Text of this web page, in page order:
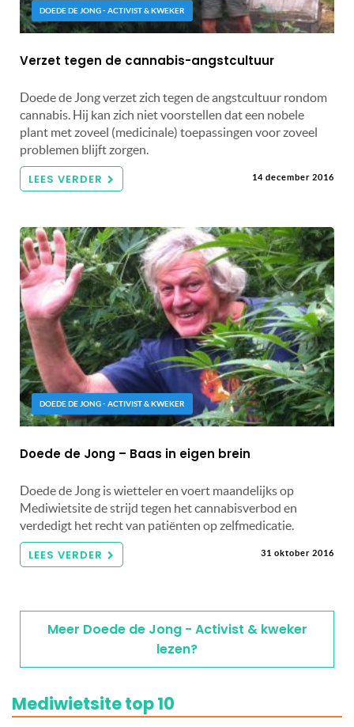
DOEDE DE JONG - ACTIVIST & KWEKER
Verzet tegen de cannabis-angstcultuur
Doede de Jong verzet zich tegen de angstcultuur rondom
cannabis. Hij kan zich niet voorstellen dat een nobele
plant met zoveel (medicinale) toepassingen voor zoveel
problemen blijft zorgen.
LEES VERDER 14 december 2016
DOEDE DE JONG - ACTIVIST & KWEKER
Doede de Jong – Baas in eigen brein
Doede de Jong is wietteler en voert maandelijks op
Mediwietsite de strijd tegen het cannabisverbod en
verdedigt het recht van patiënten op zelfmedicatie.
LEES VERDER 31 oktober 2016
Meer Doede de Jong - Activist & kweker
lezen?
Mediwietsite top 10